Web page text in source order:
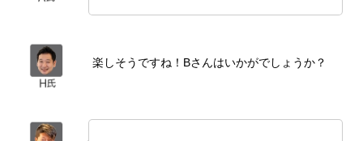
楽しそうですね！Bさんはいかがでしょうか？